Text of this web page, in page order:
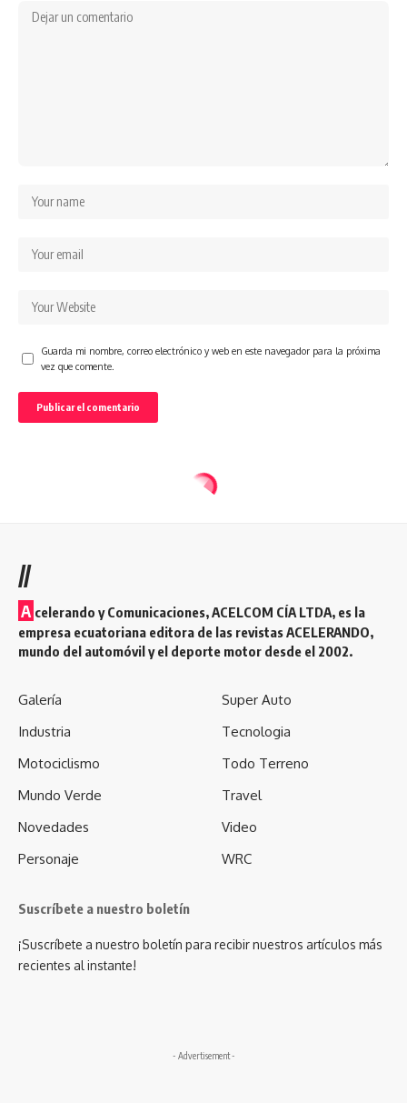
Guarda mi nombre, correo electrónico y web en este navegador para la próxima
vez que comente.
//
A celerando y Comunicaciones, ACELCOM CÍA LTDA, es la
empresa ecuatoriana editora de las revistas ACELERANDO,
mundo del automóvil y el deporte motor desde el 2002.
Galería
Industria
Motociclismo
Mundo Verde
Novedades
Personaje
Super Auto
Tecnologia
Todo Terreno
Travel
Video
WRC
Suscríbete a nuestro boletín
¡Suscríbete a nuestro boletín para recibir nuestros artículos más
recientes al instante!
- Advertisement -